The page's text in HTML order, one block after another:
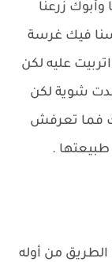
وأبوك زرعنا
فيك غرسة
عليه لكن
شوية لكن
فما تعرفش
طبيعتها .
الطريق من أوله